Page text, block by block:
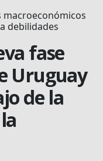
debilidades
fase
Uruguay
de la